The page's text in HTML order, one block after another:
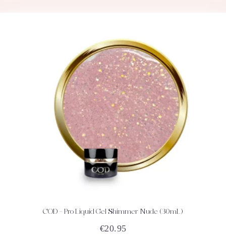
ACHETEZ DÉTAILS
COD – Pro Liquid Gel Shimmer Nude (30mL)
€20.95